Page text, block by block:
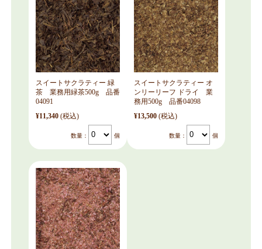
スイートサクラティー 緑
茶 業務用緑茶500g 品番
04091
¥11,340 (税込)
数量： 個
スイートサクラティー オ
ンリーリーフ ドライ 業
務用500g 品番04098
¥13,500 (税込)
数量： 個